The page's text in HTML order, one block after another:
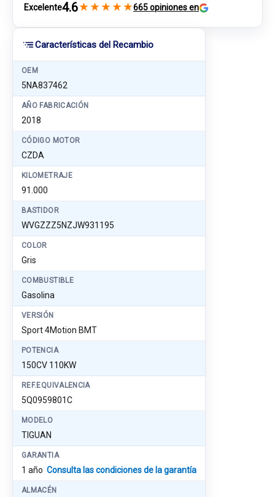
Características del Recambio
OEM
5NA837462
AÑO FABRICACIÓN
2018
CÓDIGO MOTOR
CZDA
KILOMETRAJE
91.000
BASTIDOR
WVGZZZ5NZJW931195
COLOR
Gris
COMBUSTIBLE
Gasolina
VERSIÓN
Sport 4Motion BMT
POTENCIA
150CV 110KW
REF.EQUIVALENCIA
5Q0959801C
MODELO
TIGUAN
GARANTIA
1 año Consulta las condiciones de la garantía
ALMACÉN
Excelente4.6★ ★ ★ ★ ★665 opiniones en